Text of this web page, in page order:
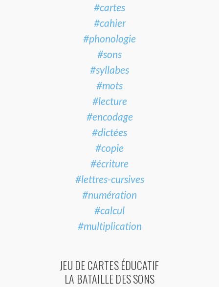
#cartes
#cahier
#phonologie
#sons
#syllabes
#mots
#lecture
#encodage
#dictées
#copie
#écriture
#lettres-cursives
#numération
#calcul
#multiplication
JEU DE CARTES ÉDUCATIF
LA BATAILLE DES SONS